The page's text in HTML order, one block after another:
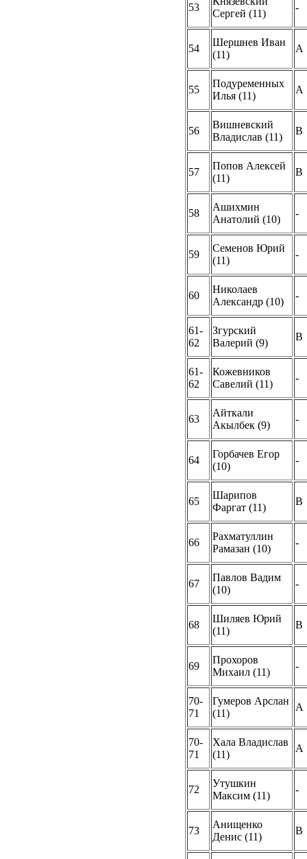
53
Сергей (11)
-
54
Шершнев Иван
(11)
A
55
Подуременных
Илья (11)
A
56
Вишневский
Владислав (11)
B
57
Попов Алексей
(11)
B
58
Ашихмин
Анатолий (10)
-
59
Семенов Юрий
(11)
-
60
Николаев
Александр (10)
-
61-
62
Згурский
Валерий (9)
B
61-
62
Кожевников
Савелий (11)
-
63
Айткали
Акылбек (9)
-
64
Горбачев Егор
(10)
-
65
Шарипов
Фаргат (11)
B
66
Рахматуллин
Рамазан (10)
-
67
Павлов Вадим
(10)
-
68
Шиляев Юрий
(11)
B
69
Прохоров
Михаил (11)
-
70-
71
Гумеров Арслан
(11)
A
70-
71
Хала Владислав
(11)
A
72
Утушкин
Максим (11)
-
73
Анищенко
Денис (11)
B